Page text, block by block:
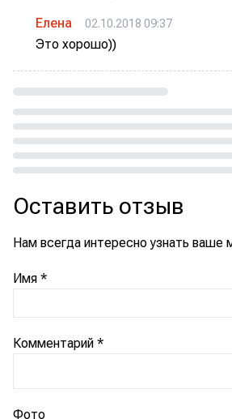
Елена 02.10.2018 09:37
Это хорошо))
Оставить отзыв
Нам всегда интересно узнать ваше
Имя *
Комментарий *
Фото